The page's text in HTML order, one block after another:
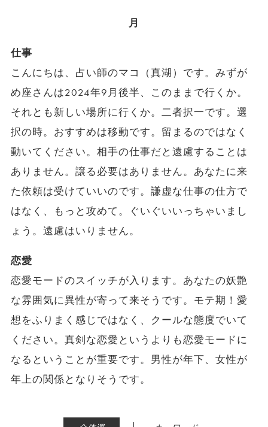
月
仕事
こんにちは、占い師のマコ（真湖）です。みずが
め座さんは2024年9月後半、このままで行くか。
それとも新しい場所に行くか。二者択一です。選
択の時。おすすめは移動です。留まるのではなく
動いてください。相手の仕事だと遠慮することは
ありません。譲る必要はありません。あなたに来
た依頼は受けていいのです。謙虚な仕事の仕方で
はなく、もっと攻めて。ぐいぐいいっちゃいまし
ょう。遠慮はいりません。
恋愛
恋愛モードのスイッチが入ります。あなたの妖艶
な雰囲気に異性が寄って来そうです。モテ期！愛
想をふりまく感じではなく、クールな態度でいて
ください。真剣な恋愛というよりも恋愛モードに
なるということが重要です。男性が年下、女性が
年上の関係となりそうです。